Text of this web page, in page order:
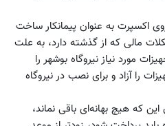
به عنوان‌ پیمانکار ساخت‌
مالی‌ که‌ از گذشته‌ دارد، به علت‌
مورد نیاز نیروگاه‌ بوشهر را
را آزاد و برای‌ نصب‌ در نیروگاه‌
که‌ هیچ‌ بهانه‌‌ای‌ باقی‌ نماند،